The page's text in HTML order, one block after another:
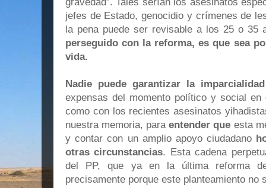
jefes de Estado, genocidio y crímenes de
la pena puede ser revisable a los 25 o 35
perseguido con la reforma, es que sea
vida.
Nadie puede garantizar la
expensas del momento político y social
como con los recientes asesinatos
nuestra memoria, paraentender que esta
y contar con un amplio apoyo ciudadano
otras circunstancias. Esta cadena
del PP, que ya en la última reforma
precisamente porque este planteamiento no